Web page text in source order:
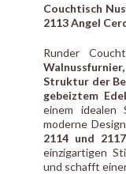
Couchtisch
2113 Angel
Runder
Struktur der
gebeiztem
einem idealen
moderne
2114 und 2117
einzigartigen
und schafft